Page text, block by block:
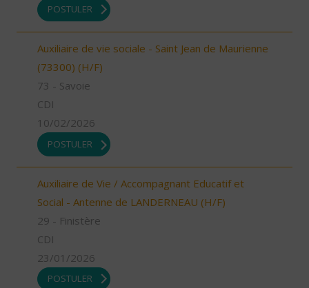
POSTULER
Auxiliaire de vie sociale - Saint Jean de Maurienne
(73300) (H/F)
73 - Savoie
CDI
10/02/2026
POSTULER
Auxiliaire de Vie / Accompagnant Educatif et
Social - Antenne de LANDERNEAU (H/F)
29 - Finistère
CDI
23/01/2026
POSTULER